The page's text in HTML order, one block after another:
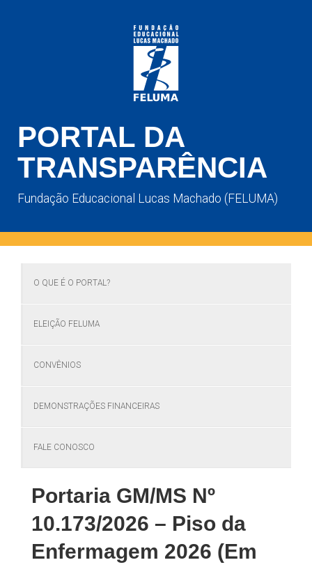
PORTAL DA
TRANSPARÊNCIA
Fundação Educacional Lucas Machado (FELUMA)
O QUE É O PORTAL?
ELEIÇÃO FELUMA
CONVÊNIOS
DEMONSTRAÇÕES FINANCEIRAS
FALE CONOSCO
Portaria GM/MS Nº
10.173/2026 – Piso da
Enfermagem 2026 (Em